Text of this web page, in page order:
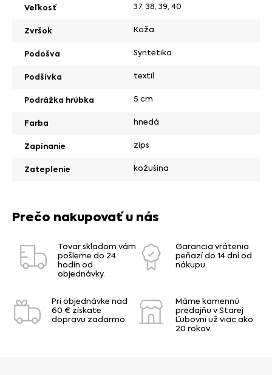
Veľkosť 37, 38, 39, 40
Zvršok Koža
Podošva Syntetika
Podšívka textil
Podrážka hrúbka 5 cm
Farba hnedá
Zapínanie zips
Zateplenie kožušina
Prečo nakupovať u nás
Tovar skladom vám
pošleme do 24
hodín od
objednávky.
Garancia vrátenia
peňazí do 14 dní od
nákupu.
Pri objednávke nad
60 € získate
dopravu zadarmo.
Máme kamennú
predajňu v Starej
Ľubovni už viac ako
20 rokov.